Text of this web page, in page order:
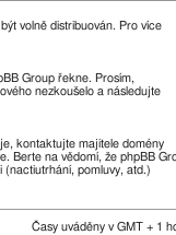
volně distribuován. Pro více
Group řekne. Prosím,
nezkoušelo a následujte
kontaktujte majitele domény
Berte na vědomí, že phpBB
pomluvy, atd.)
Časy uváděny v GMT + 1